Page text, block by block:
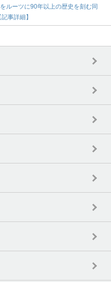
ルーツに90年以上の歴史を刻む同
事詳細】